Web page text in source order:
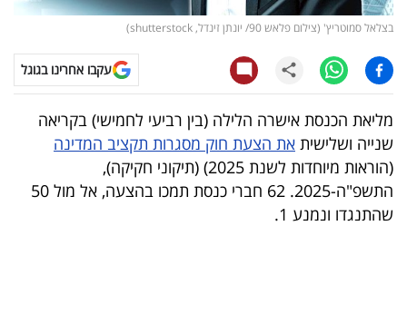
ויראלי
טלוויזיה
עסקי
ספורט
קריירה
ולימודים
בצלאל סמוטריץ' (צילום פלאש 90/ יונתן זינדל, shutterstock)
עקבו אחרינו בגוגל
מליאת הכנסת אישרה הלילה (בין רביעי לחמישי) בקריאה
שנייה ושלישית את הצעת חוק מסגרות תקציב המדינה
(הוראות מיוחדות לשנת 2025) (תיקוני חקיקה),
התשפ"ה-2025. 62 חברי כנסת תמכו בהצעה, אל מול 50
שהתנגדו ונמנע 1.